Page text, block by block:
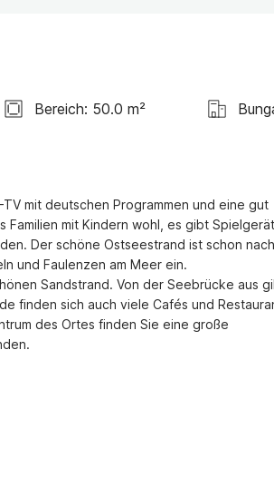
Bereich: 50.0 m²
mit deutschen Programmen und eine gut
mit Kindern wohl, es gibt
Der schöne Ostseestrand ist schon nach
und Faulenzen am Meer ein.
finden sich auch viele Cafés und
des Ortes finden Sie eine große